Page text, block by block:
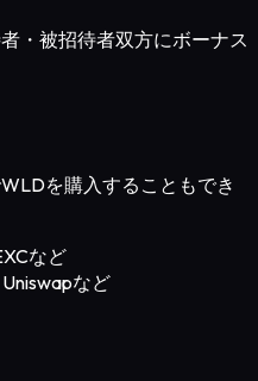
・被招待者双方にボーナス
を購入することもでき
など
など